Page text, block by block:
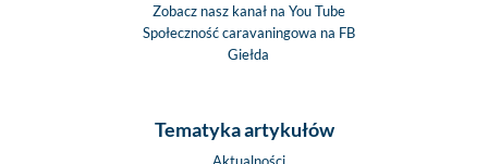
Zobacz nasz kanał na You Tube
Społeczność caravaningowa na FB
Giełda
Tematyka artykułów